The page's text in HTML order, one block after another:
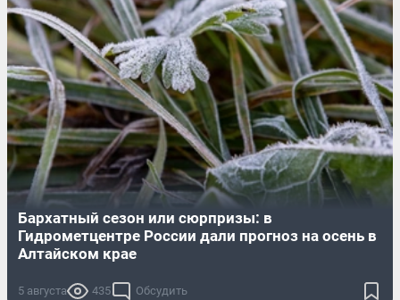
Бархатный сезон или сюрпризы: в
Гидрометцентре России дали прогноз на осень в
Алтайском крае
5 августа 435 Обсудить